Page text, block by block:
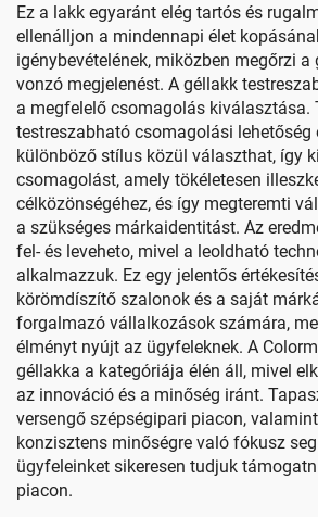
Ez a lakk egyaránt elég tartós és
ellenálljon a mindennapi élet
igénybevételének, miközben megőrzi
vonzó megjelenést. A géllakk
a megfelelő csomagolás kiválasztása.
testreszabható csomagolási lehetőség
különböző stílus közül választhat, így
csomagolást, amely tökéletesen
célközönségéhez, és így megteremti
a szükséges márkaidentitást. Az
fel- és leveheto, mivel a leoldható
alkalmazzuk. Ez egy jelentős
körömdíszítő szalonok és a saját
forgalmazó vállalkozások számára,
élményt nyújt az ügyfeleknek. A
géllakka a kategóriája élén áll, mivel
az innováció és a minőség iránt.
versengő szépségipari piacon,
konzisztens minőségre való fókusz
ügyfeleinket sikeresen tudjuk
piacon.